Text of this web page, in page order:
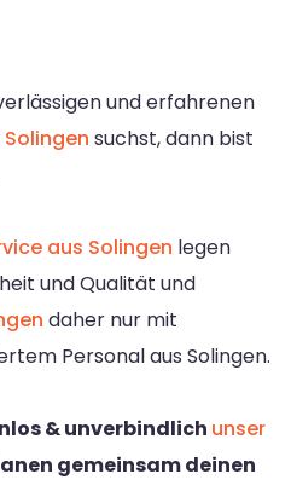
und erfahrenen
suchst, dann bist
aus Solingen legen
und Qualität und
daher nur mit
Personal aus Solingen.
& unverbindlich unser
gemeinsam deinen